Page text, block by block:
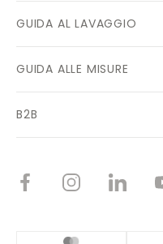
GUIDA AL LAVAGGIO
GUIDA ALLE MISURE
B2B